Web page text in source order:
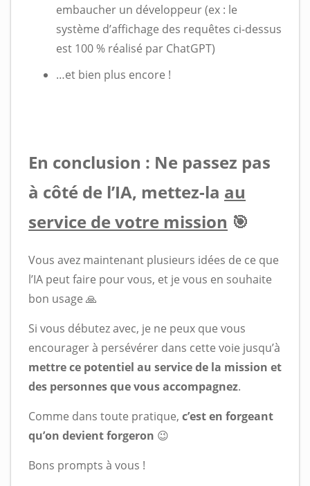
embaucher un développeur (ex : le
système d’affichage des requêtes ci-dessus
est 100 % réalisé par ChatGPT)
…et bien plus encore !
En conclusion : Ne passez pas
à côté de l’IA, mettez-la au
service de votre mission 🎯
Vous avez maintenant plusieurs idées de ce que
l’IA peut faire pour vous, et je vous en souhaite
bon usage 🙏
Si vous débutez avec, je ne peux que vous
encourager à persévérer dans cette voie jusqu’à
mettre ce potentiel au service de la mission et
des personnes que vous accompagnez.
Comme dans toute pratique, c’est en forgeant
qu’on devient forgeron 😉
Bons prompts à vous !